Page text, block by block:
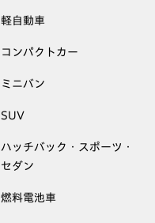
軽自動車
コンパクトカー
ミニバン
SUV
ハッチバック・スポーツ・
セダン
燃料電池車